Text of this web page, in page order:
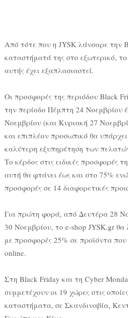
Από τότε που η JYSK λάνσαρε την
καταστήματά της στο εξωτερικό,
αυτής έχει εξαπλασιαστεί.
Οι προσφορές της περιόδου Black
την περίοδο Πέμπτη 24 Νοεμβρίου
Νοεμβρίου (και Κυριακή 27
και επιπλέον προσωπικό θα
καλύτερη εξυπηρέτηση των
Το κέρδος στις ειδικές προσφορές
αυτή θα φτάνει έως και στο 75%
προσφορές σε 14 διαφορετικές
Για πρώτη φορά, από Δευτέρα 28
30 Νοεμβρίου, το e-shop JYSK.gr
με προσφορές 25% σε προϊόντα που
online.
Στη Black Friday και τη Cyber
συμμετέχουν οι 19 χώρες στις
καταστήματα, σε Σκανδιναβία,